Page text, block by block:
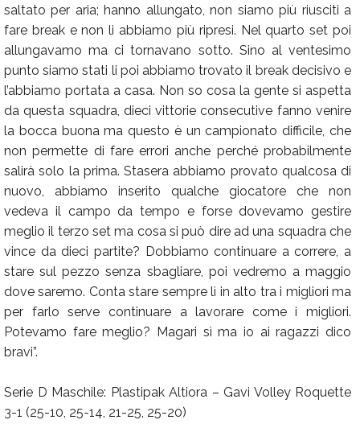
saltato per aria; hanno allungato, non siamo più riusciti a
fare break e non li abbiamo più ripresi. Nel quarto set poi
allungavamo ma ci tornavano sotto. Sino al ventesimo
punto siamo stati li poi abbiamo trovato il break decisivo e
l’abbiamo portata a casa. Non so cosa la gente si aspetta
da questa squadra, dieci vittorie consecutive fanno venire
la bocca buona ma questo è un campionato difficile, che
non permette di fare errori anche perché probabilmente
salirà solo la prima. Stasera abbiamo provato qualcosa di
nuovo, abbiamo inserito qualche giocatore che non
vedeva il campo da tempo e forse dovevamo gestire
meglio il terzo set ma cosa si può dire ad una squadra che
vince da dieci partite? Dobbiamo continuare a correre, a
stare sul pezzo senza sbagliare, poi vedremo a maggio
dove saremo. Conta stare sempre lì in alto tra i migliori ma
per farlo serve continuare a lavorare come i migliori.
Potevamo fare meglio? Magari sì ma io ai ragazzi dico
bravi”.
Serie D Maschile: Plastipak Altiora – Gavi Volley Roquette
3-1 (25-10, 25-14, 21-25, 25-20)